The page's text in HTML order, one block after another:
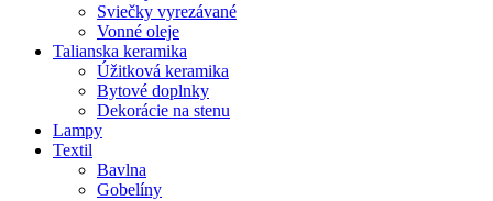
Sviečky vyrezávané
Vonné oleje
Talianska keramika
Úžitková keramika
Bytové doplnky
Dekorácie na stenu
Lampy
Textil
Bavlna
Gobelíny